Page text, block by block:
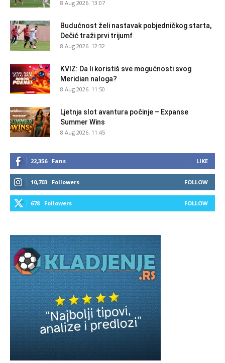
8 Aug 2026. 13:07
Budućnost želi nastavak pobjedničkog starta,
Dečić traži prvi trijumf
8 Aug 2026. 12:32
KVIZ: Da li koristiš sve mogućnosti svog
Meridian naloga?
8 Aug 2026. 11:50
Ljetnja slot avantura počinje – Expanse
Summer Wins
8 Aug 2026. 11:45
22,356 Fans LIKE
10,703 Followers FOLLOW
678 Followers FOLLOW